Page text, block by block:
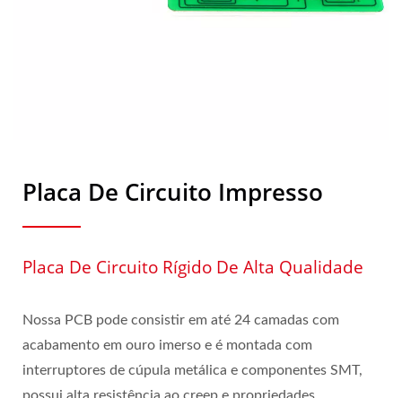
Placa De Circuito Impresso
Placa De Circuito Rígido De Alta Qualidade
Nossa PCB pode consistir em até 24 camadas com
acabamento em ouro imerso e é montada com
interruptores de cúpula metálica e componentes SMT,